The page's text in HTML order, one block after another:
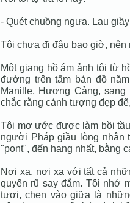
- Quét chuồng ngựa. Lau
Tôi chưa đi đâu bao giờ, nên
Một giang hồ ám ảnh tôi từ
đường trên tấm bản đồ
Manille, Hương Cảng,
chắc rằng cảnh tượng đẹp
Tôi mơ ước được làm bồi
người Pháp giầu lòng nhân
"pont", đến hạng nhất, bằng
Nơi xa, nơi xa với tất cả
quyến rũ say đắm. Tôi nhớ
tươi, chen vào giữa là